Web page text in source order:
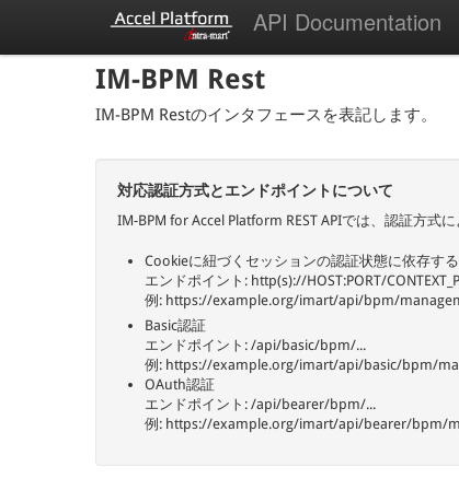
API Documentation
IM-BPM Rest
IM-BPM Restのインタフェースを表記します。
対応認証方式とエンドポイントについて
IM-BPM for Accel Platform REST APIでは、認証方式
Cookieに紐づくセッションの認証状態に依存す
エンドポイント: http(s)://HOST:PORT/
例: https://example.org/imart/api/bpm/
Basic認証
エンドポイント: /api/basic/bpm/...
例: https://example.org/imart/api/basic/bpm/
OAuth認証
エンドポイント: /api/bearer/bpm/...
例: https://example.org/imart/api/bearer/bpm/